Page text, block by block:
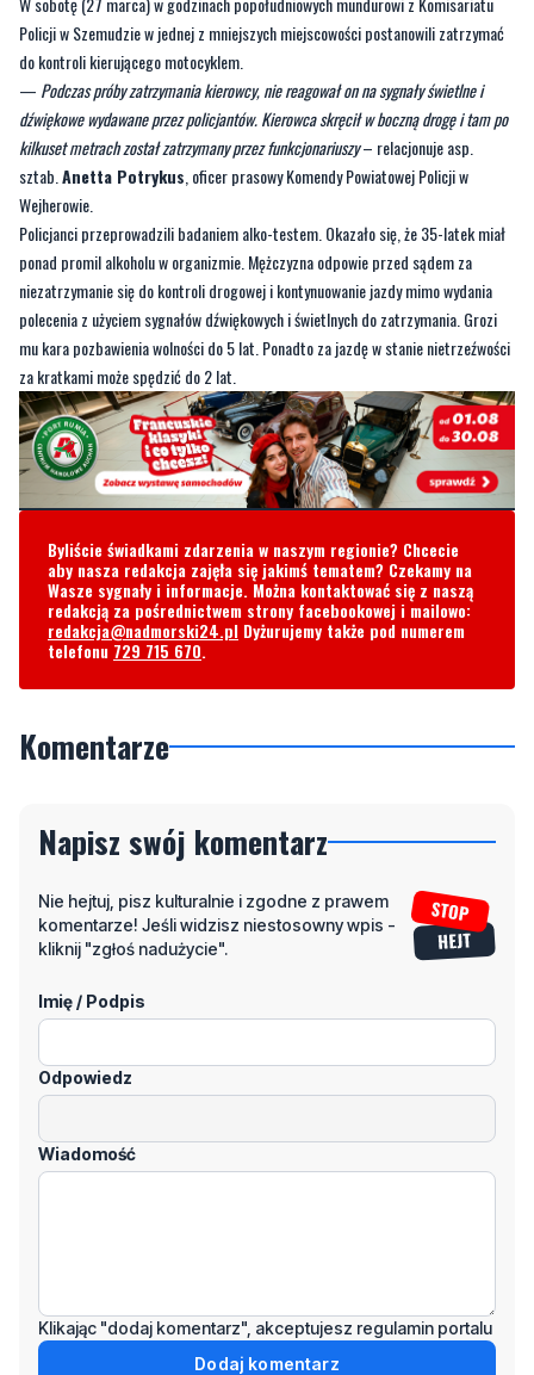
Policji w Szemudzie w jednej z mniejszych miejscowości postanowili zatrzymać
do kontroli kierującego motocyklem.
— Podczas próby zatrzymania kierowcy, nie reagował on na sygnały świetlne i
dźwiękowe wydawane przez policjantów. Kierowca skręcił w boczną drogę i tam po
kilkuset metrach został zatrzymany przez funkcjonariuszy– relacjonuje asp.
sztab. Anetta Potrykus , oficer prasowy Komendy Powiatowej Policji w
Wejherowie.
Policjanci przeprowadzili badaniem alko-testem. Okazało się, że 35-latek miał
ponad promil alkoholu w organizmie. Mężczyzna odpowie przed sądem za
niezatrzymanie się do kontroli drogowej i kontynuowanie jazdy mimo wydania
polecenia z użyciem sygnałów dźwiękowych i świetlnych do zatrzymania. Grozi
mu kara pozbawienia wolności do 5 lat. Ponadto za jazdę w stanie nietrzeźwości
za kratkami może spędzić do 2 lat.
Byliście świadkami zdarzenia w naszym regionie? Chcecie
aby nasza redakcja zajęła się jakimś tematem? Czekamy na
Wasze sygnały i informacje. Można kontaktować się z naszą
redakcją za pośrednictwem strony facebookowej i mailowo:
redakcja@nadmorski24.pl Dyżurujemy także pod numerem
telefonu 729 715 670.
Komentarze
Napisz swój komentarz
Nie hejtuj, pisz kulturalnie i zgodne z prawem
komentarze! Jeśli widzisz niestosowny wpis -
kliknij "zgłoś nadużycie".
Imię / Podpis
Odpowiedz
Wiadomość
Klikając "dodaj komentarz", akceptujesz regulamin portalu
Dodaj komentarz